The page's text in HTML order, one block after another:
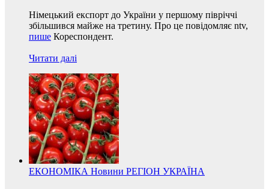
Німецький експорт до України у першому півріччі
збільшився майже на третину. Про це повідомляє ntv,
пише Кореспондент.
Читати далі
ЕКОНОМІКА Новини РЕГІОН УКРАЇНА